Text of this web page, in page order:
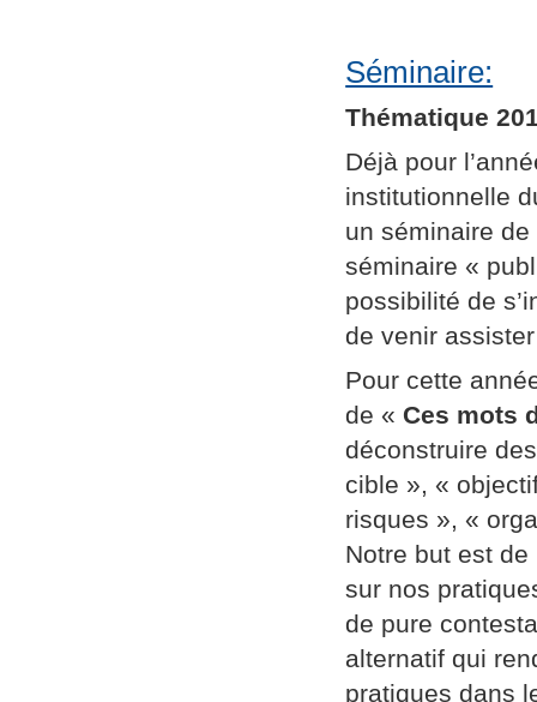
Séminaire:
Thématique
Déjà pour
institutionnelle
un séminaire
séminaire «
possibilité de
de venir
Pour cette
de « Ces mots
déconstruire
cible », «
risques », «
Notre but est de
sur nos
de pure
alternatif qui
pratiques dans